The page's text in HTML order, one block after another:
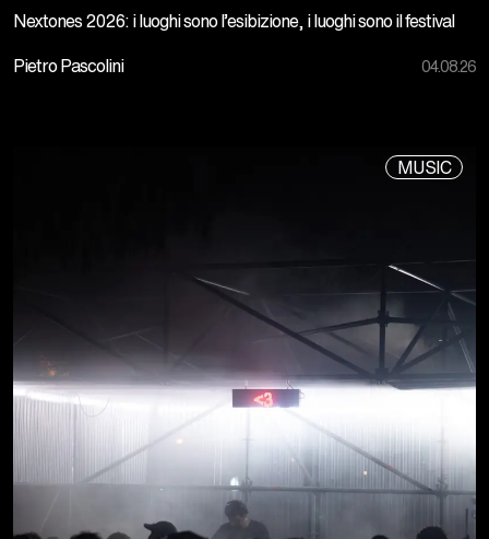
Nextones 2026: i luoghi sono l’esibizione, i luoghi sono il festival
Pietro Pascolini 04.08.26
MUSIC